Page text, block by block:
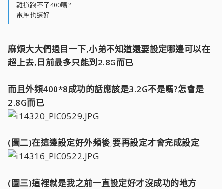
難道跑不了400嗎?
電壓也還好
麻煩大大們過目一下,小弟不知道還要設定哪邊可以在
超上去,目前最多只能到2.8G而已
而且外頻400*8成功的話應該是3.2G不是嗎?怎會是
2.8G而已
(圖二)在這邊設定好外頻後,要再設定才會完成設定
(圖三)這裡就是我之前一直設定好才沒成功的地方